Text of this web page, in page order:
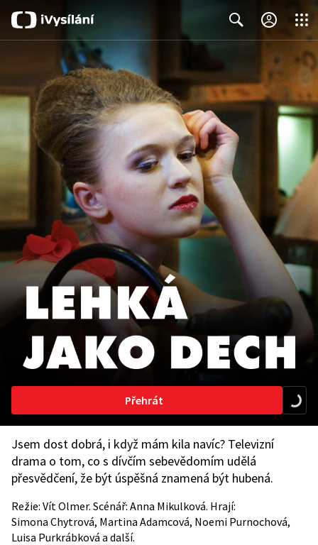
Přehrát
Jsem dost dobrá, i když mám kila navíc? Televizní
drama o tom, co s dívčím sebevědomím udělá
přesvědčení, že být úspěšná znamená být hubená.
Režie: Vít Olmer. Scénář: Anna Mikulková. Hrají:
Simona Chytrová, Martina Adamcová, Noemi Purnochová,
Luisa Purkrábková a další.